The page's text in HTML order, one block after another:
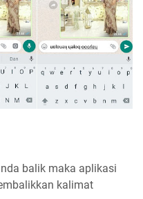
balik maka aplikasi
kalimat